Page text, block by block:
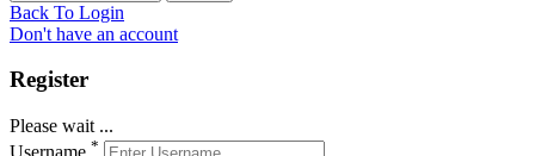
Back To Login
Don't have an account
Register
Please wait ...
*